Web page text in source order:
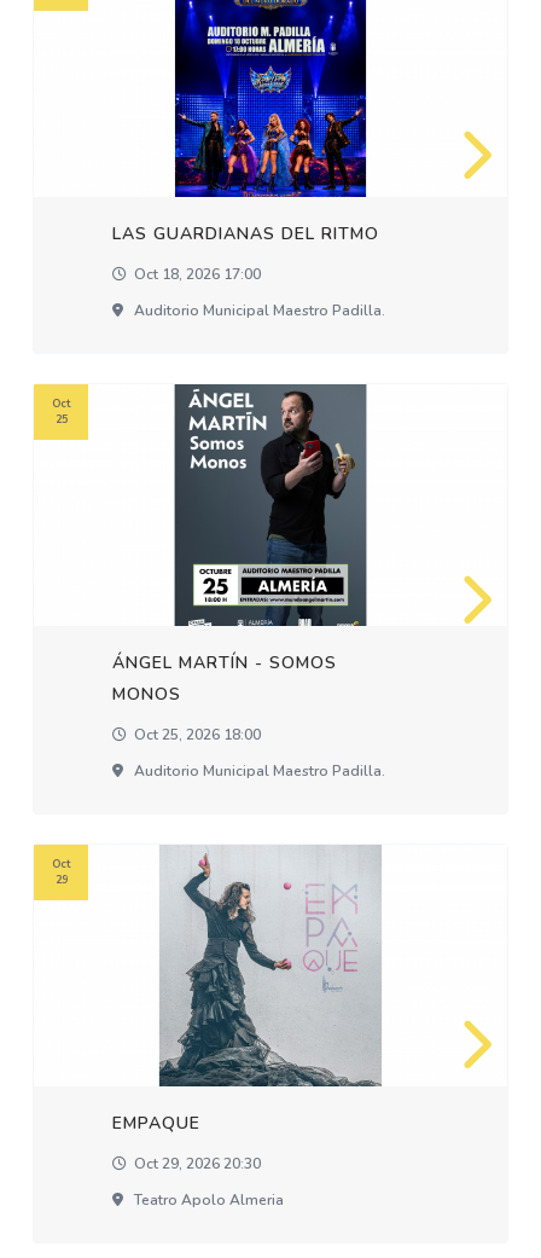
LAS GUARDIANAS DEL RITMO
Oct 18, 2026 17:00
Auditorio Municipal Maestro Padilla.
ÁNGEL MARTÍN - SOMOS
MONOS
Oct 25, 2026 18:00
Auditorio Municipal Maestro Padilla.
Oct
25
EMPAQUE
Oct 29, 2026 20:30
Teatro Apolo Almeria
Oct
29